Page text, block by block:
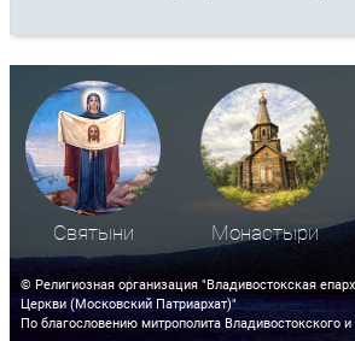
Святыни Монастыри
© Религиозная организация "Владивостокская
Церкви (Московский Патриархат)"
По благословению митрополита Владивостокского